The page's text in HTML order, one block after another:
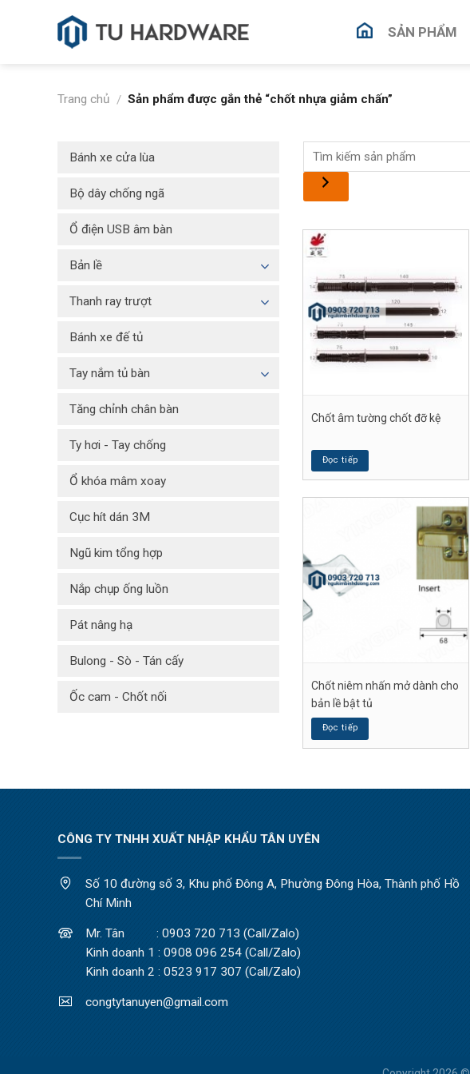
SẢN PHẨM
Trang chủ / Sản phẩm được gắn thẻ “chốt nhựa giảm chấn”
Bánh xe cửa lùa
Bộ dây chống ngã
Ổ điện USB âm bàn
Bản lề
Thanh ray trượt
Bánh xe đế tủ
Tay nắm tủ bàn
Tăng chỉnh chân bàn
Ty hơi - Tay chống
Ổ khóa mâm xoay
Cục hít dán 3M
Ngũ kim tổng hợp
Nắp chụp ống luồn
Pát nâng hạ
Bulong - Sò - Tán cấy
Ốc cam - Chốt nối
Chốt âm tường chốt đỡ kệ
Đọc tiếp
Chốt niêm nhấn mở dành cho
bản lề bật tủ
Đọc tiếp
CÔNG TY TNHH XUẤT NHẬP KHẨU TÂN UYÊN
Số 10 đường số 3, Khu phố Đông A, Phường Đông Hòa, Thành phố Hồ
Chí Minh
Mr. Tân : 0903 720 713 (Call/Zalo)
Kinh doanh 1 : 0908 096 254 (Call/Zalo)
Kinh doanh 2 : 0523 917 307 (Call/Zalo)
congtytanuyen@gmail.com